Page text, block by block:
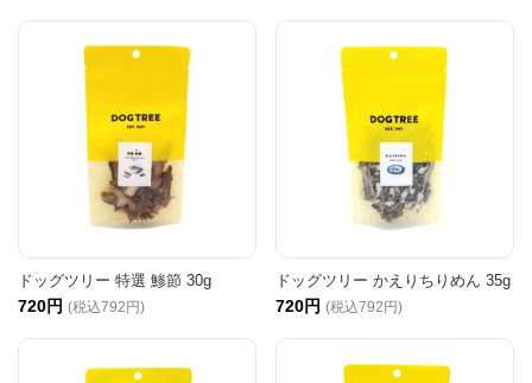
ドッグツリー 特選 鯵節 30g
720円 (税込792円)
ドッグツリー かえりちりめん 35g
720円 (税込792円)